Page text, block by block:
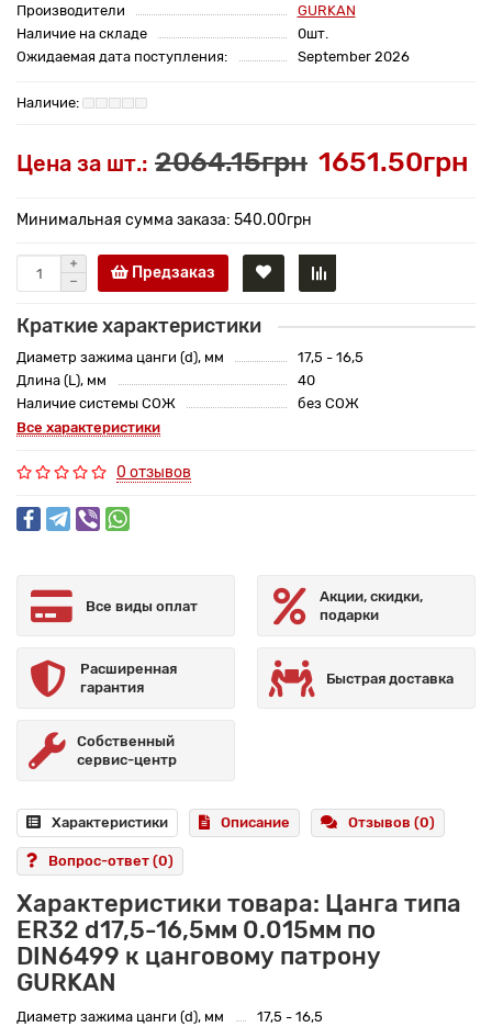
Производители
GURKAN
Наличие на складе
0шт.
Ожидаемая дата поступления:
September 2026
Цена за шт.: 2064.15грн 1651.50грн
Минимальная сумма заказа: 540.00грн
Предзаказ
Краткие характеристики
Диаметр зажима цанги (d), мм
17,5 - 16,5
Длина (L), мм
40
Наличие системы СОЖ
без СОЖ
Все характеристики
0 отзывов
Все виды оплат
Акции, скидки,
подарки
Расширенная
гарантия
Быстрая доставка
Собственный
сервис-центр
Характеристики Описание Отзывов (0)
Вопрос-ответ (0)
Характеристики товара: Цанга типа
ER32 d17,5-16,5мм 0.015мм по
DIN6499 к цанговому патрону
GURKAN
Диаметр зажима цанги (d), мм
17,5 - 16,5